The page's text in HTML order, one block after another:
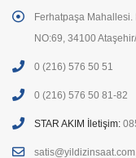
Ferhatpaşa Mahallesi.
NO:69, 34100
0 (216) 576 50 51
0 (216) 576 50 81-82
STAR AKIM İletişim: